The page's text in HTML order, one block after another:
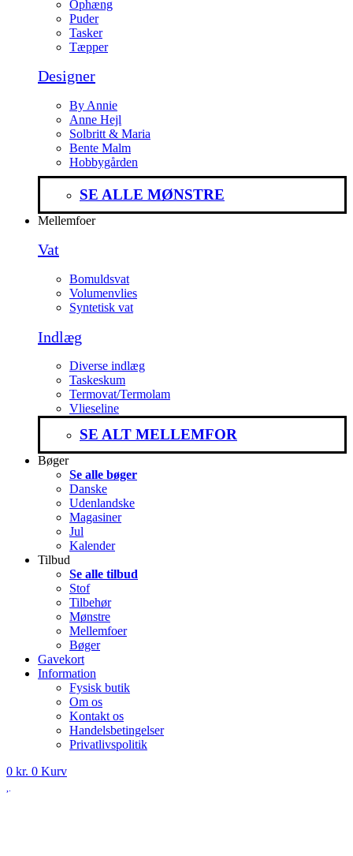
Ophæng
Puder
Tasker
Tæpper
Designer
By Annie
Anne Hejl
Solbritt & Maria
Bente Malm
Hobbygården
SE ALLE MØNSTRE
Mellemfoer
Vat
Bomuldsvat
Volumenvlies
Syntetisk vat
Indlæg
Diverse indlæg
Taskeskum
Termovat/Termolam
Vlieseline
SE ALT MELLEMFOR
Bøger
Se alle bøger
Danske
Udenlandske
Magasiner
Jul
Kalender
Tilbud
Se alle tilbud
Stof
Tilbehør
Mønstre
Mellemfoer
Bøger
Gavekort
Information
Fysisk butik
Om os
Kontakt os
Handelsbetingelser
Privatlivspolitik
0 kr. 0 Kurv